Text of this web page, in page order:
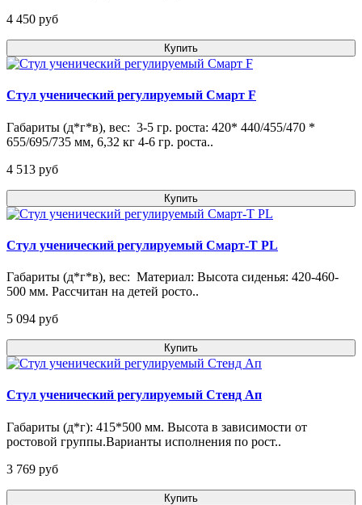
4 450 pуб
Купить
Стул ученический регулируемый Смарт F
Габариты (д*г*в), вес: 3-5 гр. роста: 420* 440/455/470 *
655/695/735 мм, 6,32 кг 4-6 гр. роста..
4 513 pуб
Купить
Стул ученический регулируемый Смарт-Т PL
Габариты (д*г*в), вес: Материал: Высота сиденья: 420-460-
500 мм. Рассчитан на детей росто..
5 094 pуб
Купить
Стул ученический регулируемый Стенд Ап
Габариты (д*г): 415*500 мм. Высота в зависимости от
ростовой группы.Варианты исполнения по рост..
3 769 pуб
Купить